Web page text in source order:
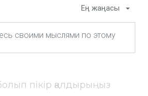
Ең жаңасы
пікір қалдырыңыз